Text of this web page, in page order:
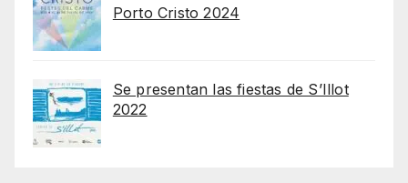
Porto Cristo 2024
Se presentan las fiestas de S’Illot
2022